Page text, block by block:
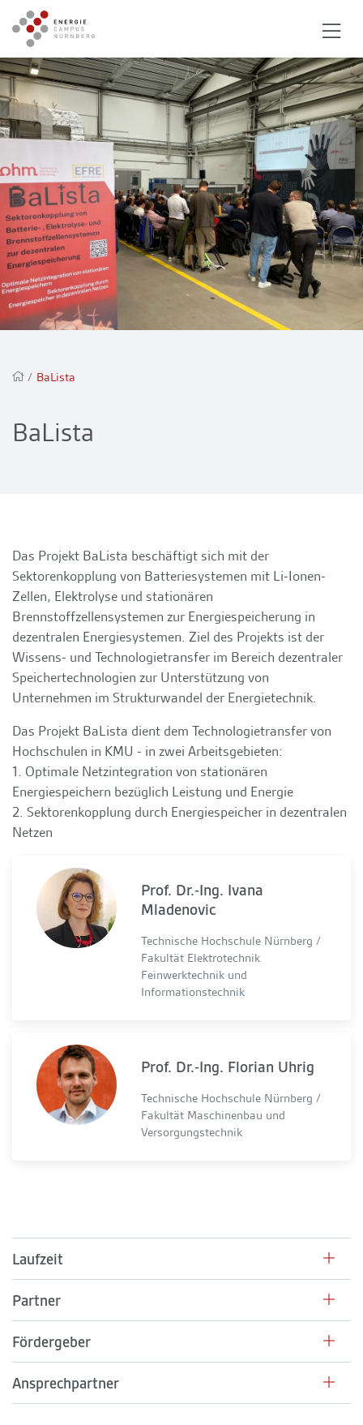
/ BaLista
BaLista
Das Projekt BaLista beschäftigt sich mit der
Sektorenkopplung von Batteriesystemen mit Li-Ionen-
Zellen, Elektrolyse und stationären
Brennstoffzellensystemen zur Energiespeicherung in
dezentralen Energiesystemen. Ziel des Projekts ist der
Wissens- und Technologietransfer im Bereich dezentraler
Speichertechnologien zur Unterstützung von
Unternehmen im Strukturwandel der Energietechnik.
Das Projekt BaLista dient dem Technologietransfer von
Hochschulen in KMU - in zwei Arbeitsgebieten:
1. Optimale Netzintegration von stationären
Energiespeichern bezüglich Leistung und Energie
2. Sektorenkopplung durch Energiespeicher in dezentralen
Netzen
Prof. Dr.-Ing. Ivana
Mladenovic
Technische Hochschule Nürnberg /
Fakultät Elektrotechnik
Feinwerktechnik und
Informationstechnik
Prof. Dr.-Ing. Florian Uhrig
Technische Hochschule Nürnberg /
Fakultät Maschinenbau und
Versorgungstechnik
Laufzeit
Partner
Fördergeber
Ansprechpartner